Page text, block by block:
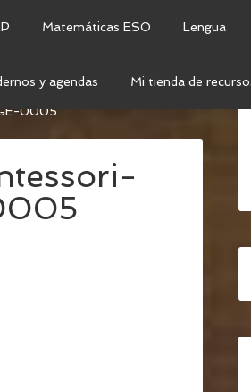
Matemáticas ESO Lengua
y agendas Mi tienda de
LIGADA E IMPRENTA)
0005